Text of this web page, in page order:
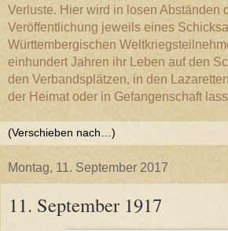
Verluste. Hier wird in losen Abständen
Veröffentlichung jeweils eines
Württembergischen
einhundert Jahren ihr Leben auf den
den Verbandsplätzen, in den
der Heimat oder in Gefangenschaft
Montag, 11. September 2017
11. September 1917